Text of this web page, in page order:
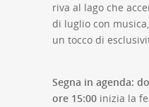
riva al lago che
di luglio con
un tocco di
Segna in agenda:
ore 15:00 inizia la